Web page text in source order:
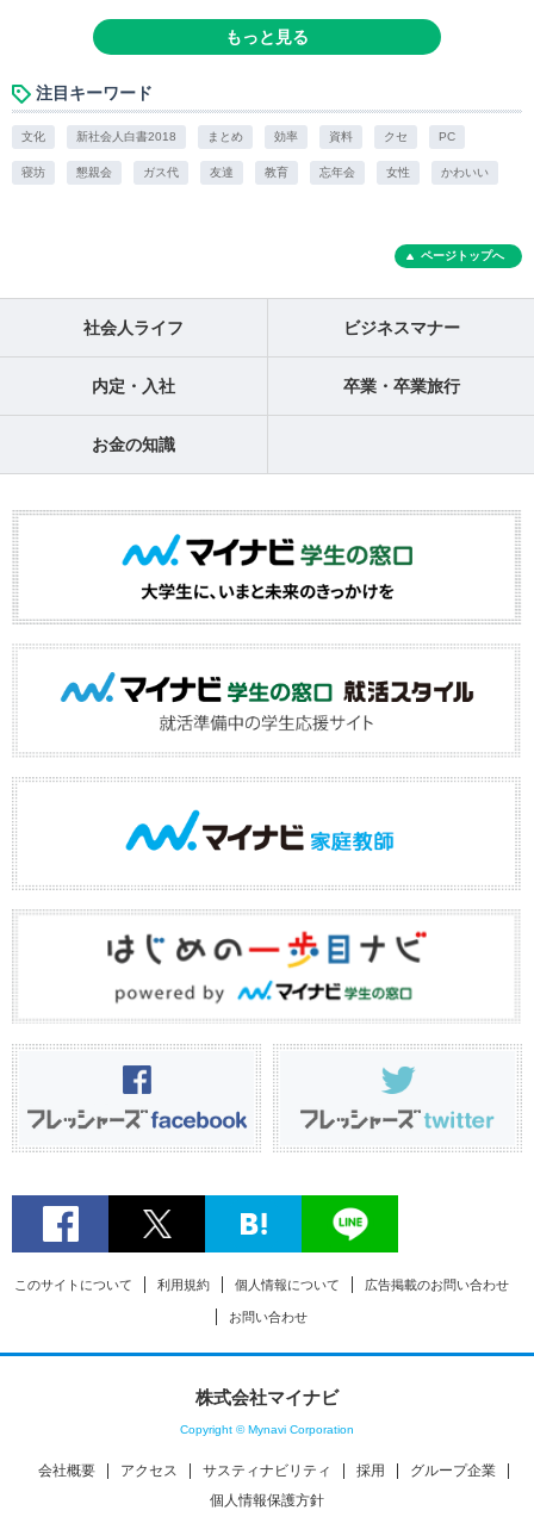
もっと見る
注目キーワード
文化 新社会人白書2018 まとめ 効率 資料 クセ PC
寝坊 懇親会 ガス代 友達 教育 忘年会 女性 かわいい
ページトップへ
社会人ライフ ビジネスマナー
内定・入社 卒業・卒業旅行
お金の知識
このサイトについて 利用規約 個人情報について 広告掲載のお問い合わせ
お問い合わせ
株式会社マイナビ
Copyright © Mynavi Corporation
会社概要 アクセス サスティナビリティ 採用
グループ企業
個人情報保護方針